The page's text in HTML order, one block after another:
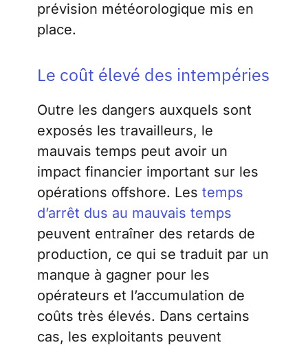
prévision météorologique mis en
place.
Le coût élevé des intempéries
Outre les dangers auxquels sont
exposés les travailleurs, le
mauvais temps peut avoir un
impact financier important sur les
opérations offshore. Les temps
d’arrêt dus au mauvais temps
peuvent entraîner des retards de
production, ce qui se traduit par un
manque à gagner pour les
opérateurs et l’accumulation de
coûts très élevés. Dans certains
cas, les exploitants peuvent